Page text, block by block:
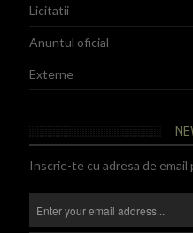
Licitatii
Anuntul oficial
Externe
Inscrie-te cu adresa de